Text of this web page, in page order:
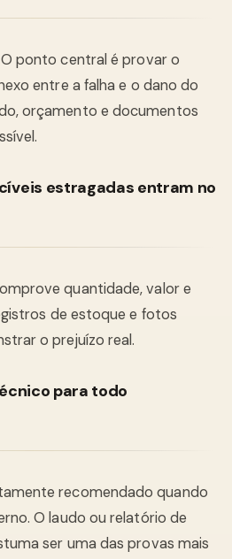
ponto central é provar o
entre a falha e o dano do
orçamento e documentos
estragadas entram no
quantidade, valor e
de estoque e fotos
o prejuízo real.
para todo
recomendado quando
O laudo ou relatório de
ser uma das provas mais